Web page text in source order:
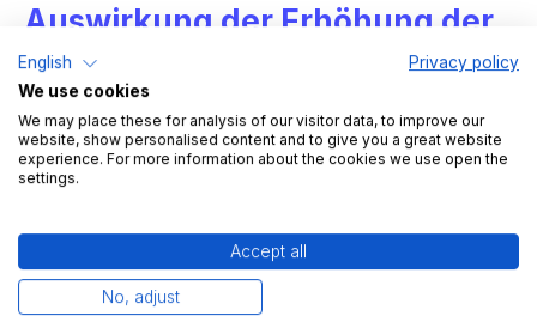
Auswirkung der Erhöhung der
Lagerumschlags-häufigkeit
Liquidität verbessern:
Kapitalbindung wird
reduziert, was Ihren Cashflow entlastet.
Lagerkosten senken:
Bonität steigern:Banken und Investoren
bewerten optimierte Lagerkennzahlen positiv.
English
Privacy policy
We use cookies
We may place these for analysis of our visitor data, to improve our
website, show personalised content and to give you a great website
experience. For more information about the cookies we use open the
settings.
Accept all
No, adjust